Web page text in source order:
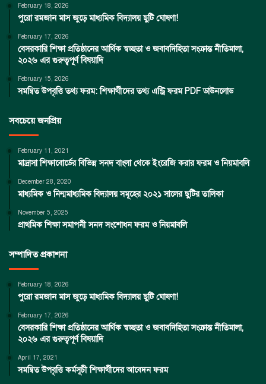
February 18, 2026
পুরো রমজান মাস জুড়ে মাধ্যমিক বিদ্যালয় ছুটি ঘোষণা!
February 17, 2026
বেসরকারি শিক্ষা প্রতিষ্ঠানের আর্থিক স্বচ্ছতা ও জবাবদিহিতা সংক্রান্ত নীতিমালা,
২০২৬ এর গুরুত্বপূর্ণ বিষয়াদি
February 15, 2026
সমন্বিত উপবৃত্তি তথ্য ফরম: শিক্ষার্থীদের তথ্য এন্ট্রি ফরম PDF ডাউনলোড
সবচেয়ে জনপ্রিয়
February 11, 2021
মাদ্রাসা শিক্ষাবোর্ডের বিভিন্ন সনদ বাংলা থেকে ইংরেজি করার ফরম ও নিয়মাবলি
December 28, 2020
মাধ্যমিক ও নিন্মমাধ্যমিক বিদ্যালয় সমূহের ২০২১ সালের ছুটির তালিকা
November 5, 2025
প্রাথমিক শিক্ষা সমাপনী সনদ সংশোধন ফরম ও নিয়মাবলি
সম্পাদিত প্রকাশনা
February 18, 2026
পুরো রমজান মাস জুড়ে মাধ্যমিক বিদ্যালয় ছুটি ঘোষণা!
February 17, 2026
বেসরকারি শিক্ষা প্রতিষ্ঠানের আর্থিক স্বচ্ছতা ও জবাবদিহিতা সংক্রান্ত নীতিমালা,
২০২৬ এর গুরুত্বপূর্ণ বিষয়াদি
April 17, 2021
সমন্বিত উপবৃত্তি কর্মসূচী শিক্ষার্থীদের আবেদন ফরম